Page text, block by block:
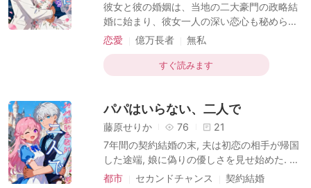
がいい？」 彼女は考えるふりをするが、その
思考は傍らの人物によって遮られる。「坊
や、まだ父親を替えるつもりか？」
彼女と彼の婚姻は、当地の二大豪門の政略結
婚に始まり、彼女一人の深い恋心も秘められ
ていた。 五年前、彼女は彼が自分を救うため
み、プラトニックな結婚生活を甘んじて守
り、更には実家の一族の利益を彼の一族に注
だけに。 ある偶然、彼女が彼と幼馴染の女と
の密会を目撃するまで、いわゆる「隠疾」が
くに回復していただけでなく、長期にわたり
彼女の牛乳に睡眠薬を入れ、更に当時彼女が
「賊の巣」（実際は叔父に連れ去られてい
恋愛 億万長者
無私
キャラクターの成長
三角関係
ベビー助攻
すぐ読みます
パパはいらない、二人で
藤原せりか 76
21
7年間の契約結婚の末, 夫は初恋の相手が帰国
した途端, 娘に偽りの優しさを見せ始めた. し
かし, その口から出たのは, 初恋相手の息子の
都市 セカンドチャンス
契約結婚